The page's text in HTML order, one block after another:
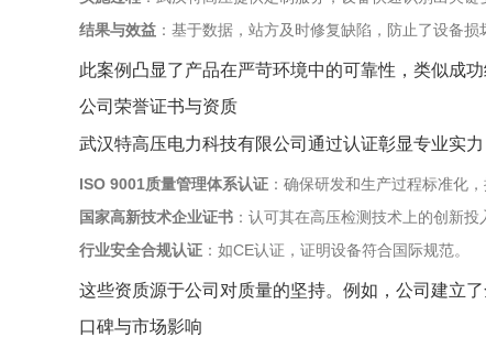
结果与效益 ：基于数据，站方及时修复缺陷，防止了设备
此案例凸显了产品在严苛环境中的可靠性，类似成
公司荣誉证书与资质
武汉特高压电力科技有限公司通过认证彰显专业实力
ISO 9001质量管理体系认证 ：确保研发和生产过程标准化，
国家高新技术企业证书 ：认可其在高压检测技术上的创新投
行业安全合规认证 ‌：如CE认证，证明设备符合国际规范。
这些资质源于公司对质量的坚持。例如，公司建立
口碑与市场影响